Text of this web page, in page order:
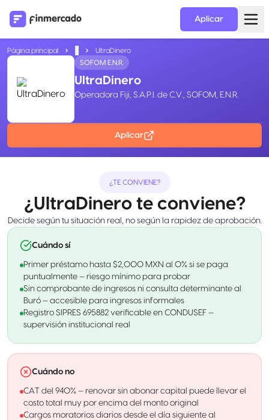
Aplicar
Página principal
UltraDinero
SOFOM E.N.R.
UltraDinero
Operadora Fiji, S.A.P.I. de C.V., SOFOM, E.N.R.
Aplicar
¿TE CONVIENE?
¿UltraDinero te conviene?
Decide según tu situación real, no según la rapidez de aprobación.
Cuándo sí
Primer préstamo hasta $2,000 MXN al 0% si se paga
puntualmente — riesgo mínimo para probar
Sin comprobante de ingresos ni consulta determinante al
Buró — accesible para ingresos informales
Registro SIPRES 695882 verificable en CONDUSEF —
supervisión institucional real
Cuándo no
CAT del 940% — renovar sin abonar capital puede llevar el
costo total muy por encima del monto original
Cargos moratorios diarios desde el día siguiente al